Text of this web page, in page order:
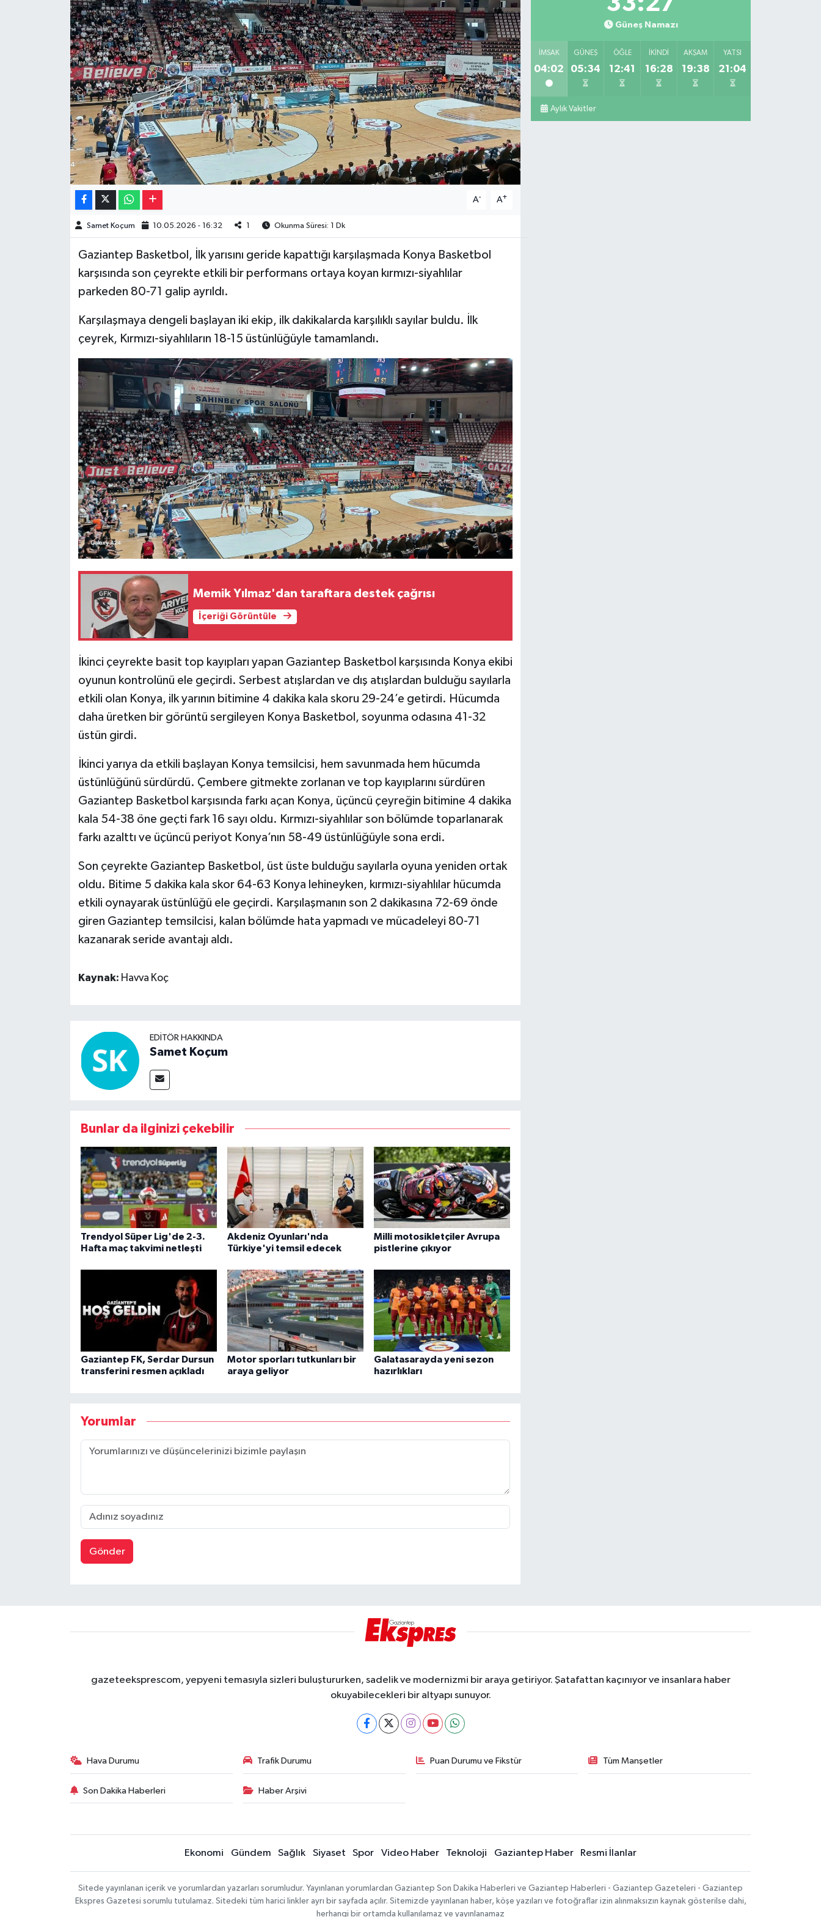
A- A+
Samet Koçum 10.05.2026 - 16:32 Okunma Süresi: 1 Dk
Gaziantep Basketbol, İlk yarısını geride kapattığı karşılaşmada Konya Basketbol
karşısında son çeyrekte etkili bir performans ortaya koyan kırmızı-siyahlılar
parkeden 80-71 galip ayrıldı.
Karşılaşmaya dengeli başlayan iki ekip, ilk dakikalarda karşılıklı sayılar buldu. İlk
çeyrek, Kırmızı-siyahlıların 18-15 üstünlüğüyle tamamlandı.
Memik Yılmaz'dan taraftara destek çağrısı
İçeriği Görüntüle
İkinci çeyrekte basit top kayıpları yapan Gaziantep Basketbol karşısında Konya ekibi
oyunun kontrolünü ele geçirdi. Serbest atışlardan ve dış atışlardan bulduğu sayılarla
etkili olan Konya, ilk yarının bitimine 4 dakika kala skoru 29-24’e getirdi. Hücumda
daha üretken bir görüntü sergileyen Konya Basketbol, soyunma odasına 41-32
üstün girdi.
İkinci yarıya da etkili başlayan Konya temsilcisi, hem savunmada hem hücumda
üstünlüğünü sürdürdü. Çembere gitmekte zorlanan ve top kayıplarını sürdüren
Gaziantep Basketbol karşısında farkı açan Konya, üçüncü çeyreğin bitimine 4 dakika
kala 54-38 öne geçti fark 16 sayı oldu. Kırmızı-siyahlılar son bölümde toparlanarak
farkı azalttı ve üçüncü periyot Konya’nın 58-49 üstünlüğüyle sona erdi.
Son çeyrekte Gaziantep Basketbol, üst üste bulduğu sayılarla oyuna yeniden ortak
oldu. Bitime 5 dakika kala skor 64-63 Konya lehineyken, kırmızı-siyahlılar hücumda
etkili oynayarak üstünlüğü ele geçirdi. Karşılaşmanın son 2 dakikasına 72-69 önde
giren Gaziantep temsilcisi, kalan bölümde hata yapmadı ve mücadeleyi 80-71
kazanarak seride avantajı aldı.
Kaynak: Havva Koç
EDITÖR HAKKINDA
Samet Koçum
Bunlar da ilginizi çekebilir
Trendyol Süper Lig'de 2-3.
Hafta maç takvimi netleşti
Akdeniz Oyunları'nda
Türkiye'yi temsil edecek
Milli motosikletçiler Avrupa
pistlerine çıkıyor
Gaziantep FK, Serdar Dursun
transferini resmen açıkladı
Motor sporları tutkunları bir
araya geliyor
Galatasarayda yeni sezon
hazırlıkları
Yorumlar
Gönder
Güneş Namazı
İMSAK
04:02
GÜNEŞ
05:34
ÖĞLE
12:41
İKINDI
16:28
AKŞAM
19:38
YATSI
21:04
Aylık Vakitler
gazeteeksprescom, yepyeni temasıyla sizleri buluştururken, sadelik ve modernizmi bir araya getiriyor. Şatafattan kaçınıyor ve insanlara haber
okuyabilecekleri bir altyapı sunuyor.
Hava Durumu Trafik Durumu Puan Durumu ve Fikstür Tüm Manşetler
Son Dakika Haberleri Haber Arşivi
Ekonomi Gündem Sağlık Siyaset Spor Video Haber Teknoloji Gaziantep Haber Resmi İlanlar
Sitede yayınlanan içerik ve yorumlardan yazarları sorumludur. Yayınlanan yorumlardan Gaziantep Son Dakika Haberleri ve Gaziantep Haberleri - Gaziantep Gazeteleri - Gaziantep
Ekspres Gazetesi sorumlu tutulamaz. Sitedeki tüm harici linkler ayrı bir sayfada açılır. Sitemizde yayınlanan haber, köşe yazıları ve fotoğraflar izin alınmaksızın kaynak gösterilse dahi,
herhangi bir ortamda kullanılamaz ve yayınlanamaz
Resmi İlanlar
Sinemalar
Siyaset
Teknoloji